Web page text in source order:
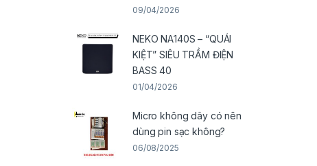
09/04/2026
NEKO NA140S – “QUÁI
KIỆT” SIÊU TRẦM ĐIỆN
BASS 40
01/04/2026
Micro không dây có nên
dùng pin sạc không?
06/08/2025